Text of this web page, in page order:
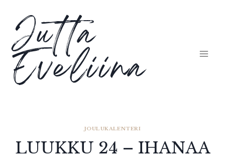
sisältöön
Jutta
Eveliina
JOULUKALENTERI
LUUKKU 24 – IHANAA